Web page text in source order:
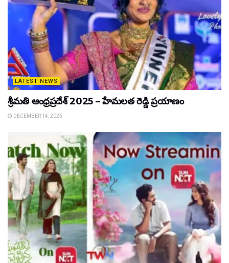
LATEST NEWS
శ్రీమతి ఆంధ్రప్రదేశ్ 2025 – హేమలత రెడ్డి ప్రయాణం
DECEMBER 14, 2025